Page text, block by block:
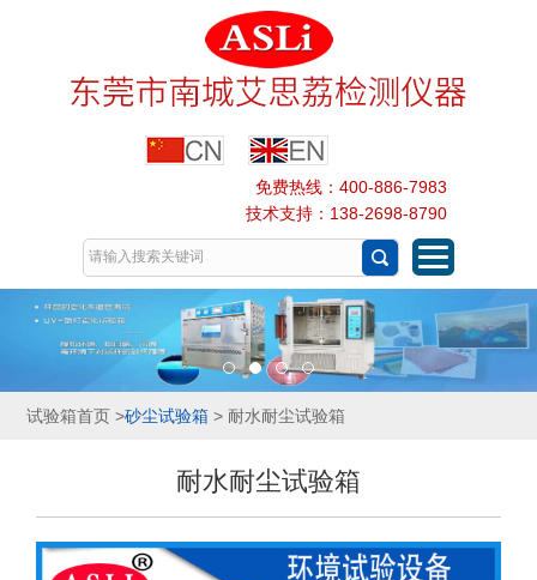
免费热线：400-886-7983
技术支持：138-2698-8790
试验箱首页>砂尘试验箱> 耐水耐尘试验箱
耐水耐尘试验箱